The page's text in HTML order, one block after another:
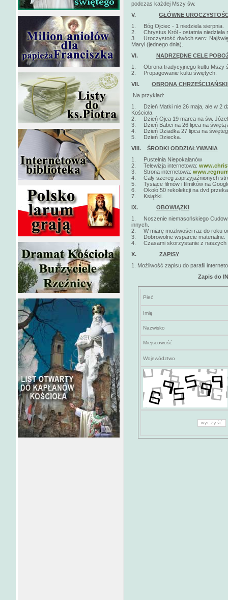
podczas każdej Mszy św.
V. GŁÓWNE
1. Bóg Ojciec - 1 niedziela sierpnia.
2. Chrystus Król - ostatnia niedziela
3. Uroczystość dwóch serc:
Maryi (jednego dnia).
VI.
NADRZĘDNE CELE
1. Obrona tradycyjnego kultu Mszy
2. Propagowanie kultu świętych.
VII. OBRONA
Na przykład:
1. Dzień Matki nie 26 maja, ale w 2
Kościoła.
2. Dzień Ojca 19 marca na św.
3. Dzień Babci na 26 lipca na świętą
4. Dzień Dziadka 27 lipca na
5. Dzień Dziecka.
VIII. ŚRODKI ODDZIAŁYWANIA
1. Pustelnia Niepokalanów
2. Telewizja internetowa:
3. Strona internetowa:
4. Cały szereg zaprzyjaźnionych
5. Tysiące filmów i filmików na
6. Około 50 rekolekcji na dvd
7. Książki.
IX.
OBOWIĄZKI
1. Noszenie niemasońskiego
innych.
2. W miarę możliwości raz do roku
3. Dobrowolne wsparcie materialne.
4. Czasami skorzystanie z naszych
X. ZAPISY
1. Możliwość zapisu do parafii
Zapis do
Płeć
Imię
Nazwisko
Miejscowość
Województwo